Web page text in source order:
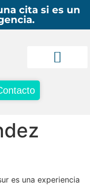
cita si es un
es una experiencia